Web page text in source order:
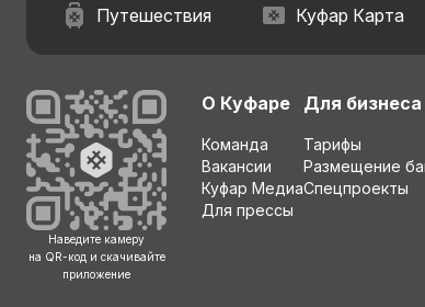
Путешествия Куфар Карта
Наведите камеру
на QR-код и скачивайте
приложение
О Куфаре
Команда
Вакансии
Куфар Медиа
Для прессы
Для бизнеса
Тарифы
Размещение
Спецпроекты